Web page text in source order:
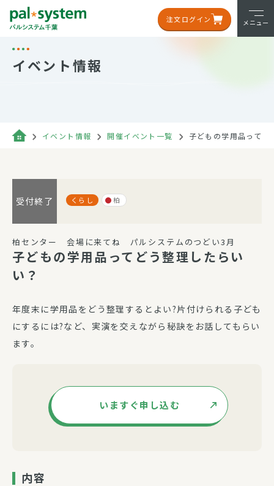
注文ログイン メニュー
イベント情報
イベント情報 開催イベント一覧 子どもの学用品って
受付終了 くらし 柏
柏センター 会場に来てね パルシステムのつどい3月
子どもの学用品ってどう整理したらい
い？
年度末に学用品をどう整理するとよい?片付けられる子ども
にするには?など、実演を交えながら秘訣をお話してもらい
ます。
いますぐ申し込む
内容